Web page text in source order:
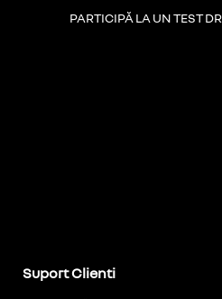
PARTICIPĂ LA UN TEST
Suport Clienti